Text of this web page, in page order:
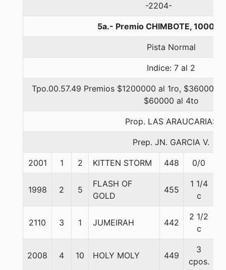
-2204-
5a.- Premio CHIMBOTE, 1000
Pista Normal
Indice: 7 al 2
Tpo.00.57.49 Premios $1200000 al 1ro, $360000
$60000 al 4to
Prop. LAS ARAUCARIAS
Prep. JN. GARCIA V.
2001 1 2 KITTEN STORM 448 0/0
1998 2 5
FLASH OF
GOLD
455
1 1/4
c
2110 3 1 JUMEIRAH 442
2 1/2
c
2008 4 10 HOLY MOLY 449
3
cpos.